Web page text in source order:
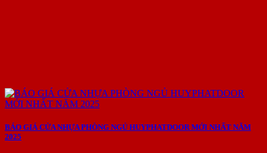
BÁO GIÁ CỬA NHỰA PHÒNG NGỦ HUYPHATDOOR MỚI NHẤT NĂM
2025